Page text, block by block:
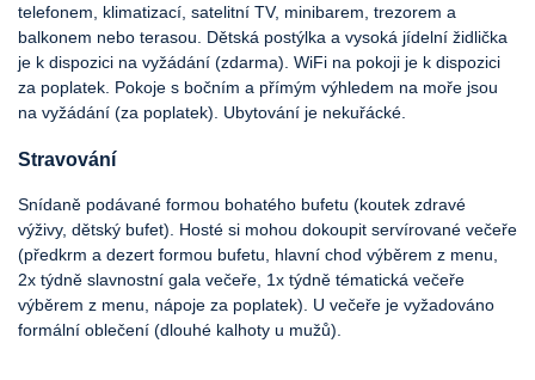
telefonem, klimatizací, satelitní TV, minibarem, trezorem a
balkonem nebo terasou. Dětská postýlka a vysoká jídelní židlička
je k dispozici na vyžádání (zdarma). WiFi na pokoji je k dispozici
za poplatek. Pokoje s bočním a přímým výhledem na moře jsou
na vyžádání (za poplatek). Ubytování je nekuřácké.
Stravování
Snídaně podávané formou bohatého bufetu (koutek zdravé
výživy, dětský bufet). Hosté si mohou dokoupit servírované večeře
(předkrm a dezert formou bufetu, hlavní chod výběrem z menu,
2x týdně slavnostní gala večeře, 1x týdně tématická večeře
výběrem z menu, nápoje za poplatek). U večeře je vyžadováno
formální oblečení (dlouhé kalhoty u mužů).